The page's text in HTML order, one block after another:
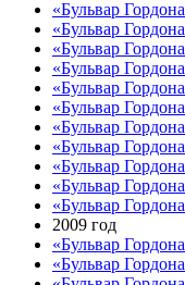
«Бульвар
«Бульвар
«Бульвар
«Бульвар
«Бульвар
«Бульвар
«Бульвар
«Бульвар
«Бульвар
«Бульвар
«Бульвар
2009 год
«Бульвар
«Бульвар